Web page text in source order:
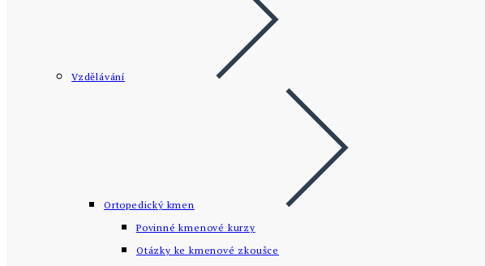
Vzdělávání
Ortopedický kmen
Povinné kmenové kurzy
Otázky ke kmenové zkoušce